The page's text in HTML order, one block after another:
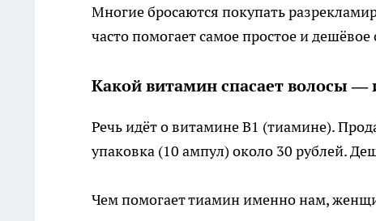
Многие бросаются покупать
часто помогает самое простое и
Какой витамин спасает волосы —
Речь идёт о витамине В1 (тиамине).
упаковка (10 ампул) около 30 рублей.
Чем помогает тиамин именно нам,